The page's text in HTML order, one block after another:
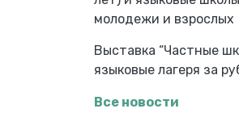
молодежи и взрослых
Выставка “Частные
языковые лагеря за
Все новости